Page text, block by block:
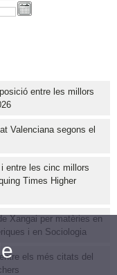
entre les millors
Valenciana segons el
entre les cinc millors
Times Higher
Xangai per matèries en
i en Sociologia
els més citats del